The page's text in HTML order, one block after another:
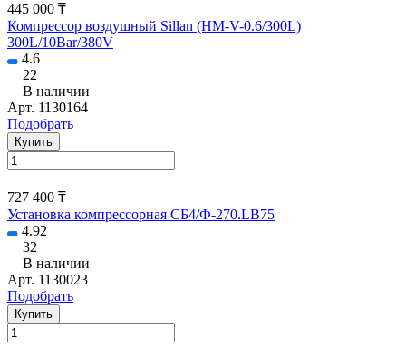
445 000 ₸
Компрессор воздушный Sillan (HM-V-0.6/300L)
300L/10Bar/380V
4.6
22
В наличии
Арт. 1130164
Подобрать
Купить
727 400 ₸
Установка компрессорная СБ4/Ф-270.LB75
4.92
32
В наличии
Арт. 1130023
Подобрать
Купить